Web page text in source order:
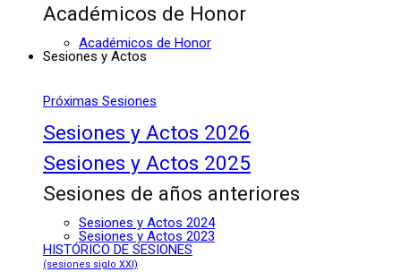
Académicos de Honor
Académicos de Honor
Sesiones y Actos
Próximas Sesiones
Sesiones y Actos 2026
Sesiones y Actos 2025
Sesiones de años anteriores
Sesiones y Actos 2024
Sesiones y Actos 2023
HISTÓRICO DE SESIONES
(sesiones siglo XXI)